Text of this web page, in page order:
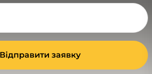
Відправити заявку